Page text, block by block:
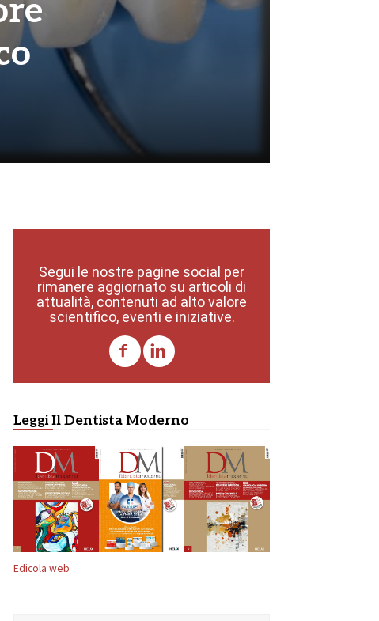
Segui le nostre pagine social per
rimanere aggiornato su articoli di
attualità, contenuti ad alto valore
scientifico, eventi e iniziative.
Leggi Il Dentista Moderno
Edicola web